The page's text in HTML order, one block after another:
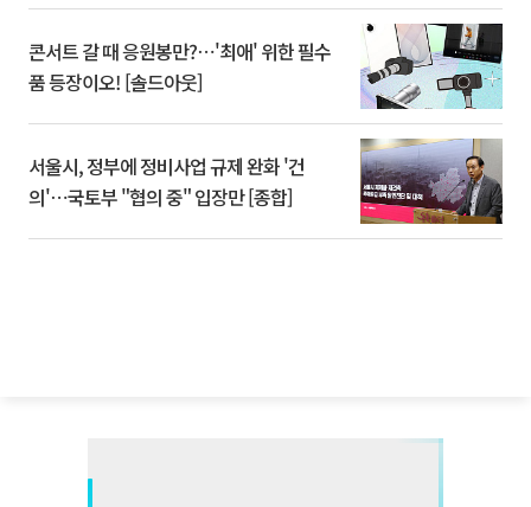
콘서트 갈 때 응원봉만?⋯'최애' 위한 필수
품 등장이오! [솔드아웃]
서울시, 정부에 정비사업 규제 완화 '건
의'⋯국토부 "협의 중" 입장만 [종합]